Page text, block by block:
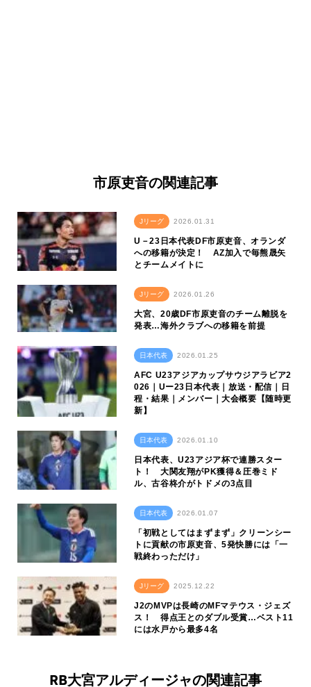
市原吏音の関連記事
Jリーグ 2026.01.31
U－23日本代表DF市原吏音、オランダ
への移籍が決定！ AZ加入で毎熊晟矢
とチームメイトに
Jリーグ 2026.01.26
大宮、20歳DF市原吏音のチーム離脱を
発表…海外クラブへの移籍を前提
日本代表 2026.01.25
AFC U23アジアカップサウジアラビア2
026｜Uー23日本代表｜放送・配信｜日
程・結果｜メンバー｜大会概要【随時更
新】
日本代表 2026.01.10
日本代表、U23アジア杯で連勝スター
ト！ 大関友翔がPK獲得＆圧巻ミド
ル、古谷柊介がトドメの3点目
日本代表 2026.01.07
「初戦としてはまずまず」クリーンシー
トに貢献の市原吏音、5発快勝には「一
戦終わっただけ」
Jリーグ 2025.12.22
J2のMVPは長崎のMFマテウス・ジェズ
ス！ 得点王とのダブル受賞…ベスト11
には水戸から最多4名
RB大宮アルディージャの関連記事